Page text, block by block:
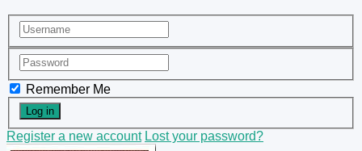
Remember Me
Register a new account Lost your password?